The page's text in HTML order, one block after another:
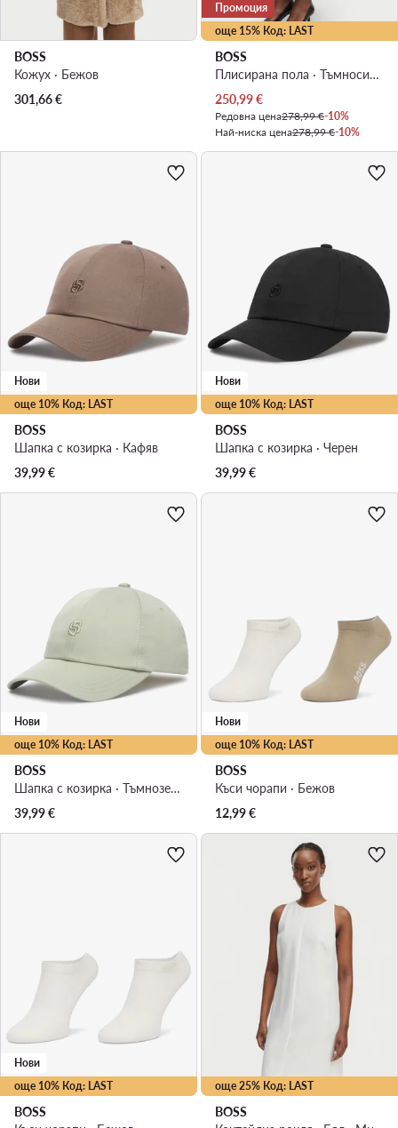
BOSS
Кожух · Бежов
301,66€
още 15% Код: LAST
Промоция
BOSS
Плисирана пола · Тъмносин · Миди
Актуална цена
250,99€
Редовна цена278,99 €-10%
Най-ниска цена278,99 €-10%
още 10% Код: LAST
Нови
BOSS
Шапка с козирка · Кафяв
39,99€
още 10% Код: LAST
Нови
BOSS
Шапка с козирка · Черен
39,99€
още 10% Код: LAST
Нови
BOSS
Шапка с козирка · Тъмнозелен
39,99€
още 10% Код: LAST
Нови
BOSS
Къси чорапи · Бежов
12,99€
още 10% Код: LAST
Нови
BOSS
още 25% Код: LAST
BOSS